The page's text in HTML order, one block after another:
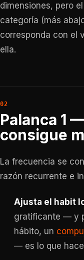
dimensiones, pero el
categoría (más
corresponda con el
ella.
Palanca 1
consigue
La frecuencia se
razón recurrente e
Ajusta el habit
gratificante — y
hábito, un
— es lo que